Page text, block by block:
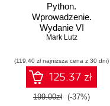
Python.
Wprowadzenie.
Wydanie VI
Mark Lutz
(119,40 zł najniższa cena z 30 dni)
125.37 zł
199.00zł (-37%)